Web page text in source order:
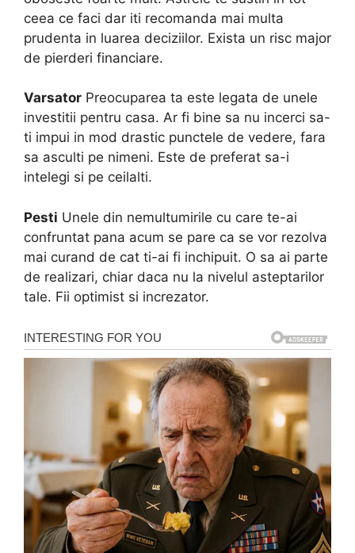
ceea ce faci dar iti recomanda mai multa
prudenta in luarea deciziilor. Exista un risc major
de pierderi financiare.
Varsator Preocuparea ta este legata de unele
investitii pentru casa. Ar fi bine sa nu incerci sa-
ti impui in mod drastic punctele de vedere, fara
sa asculti pe nimeni. Este de preferat sa-i
intelegi si pe ceilalti.
Pesti Unele din nemultumirile cu care te-ai
confruntat pana acum se pare ca se vor rezolva
mai curand de cat ti-ai fi inchipuit. O sa ai parte
de realizari, chiar daca nu la nivelul asteptarilor
tale. Fii optimist si increzator.